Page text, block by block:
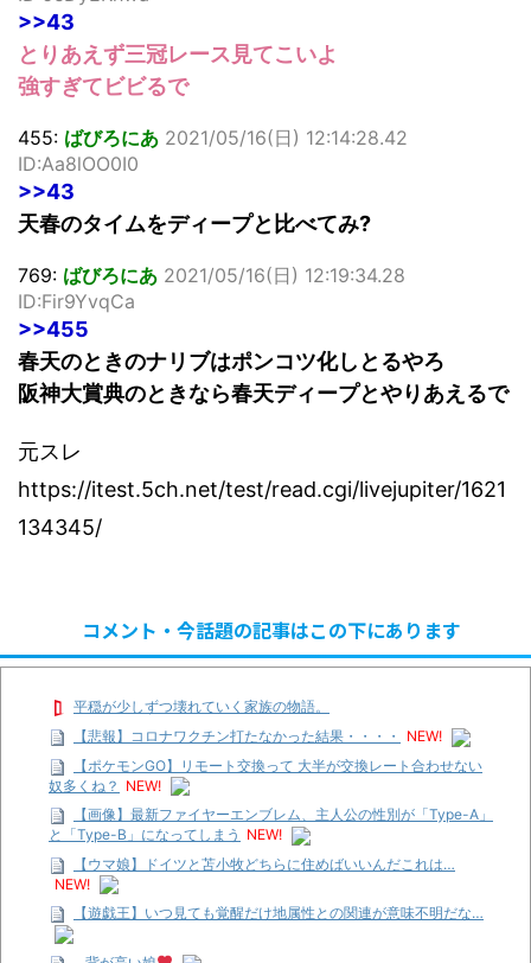
>>43
とりあえず三冠レース見てこいよ
強すぎてビビるで
455: ばびろにあ 2021/05/16(日) 12:14:28.42
ID:Aa8lOO0I0
>>43
天春のタイムをディープと比べてみ?
769: ばびろにあ 2021/05/16(日) 12:19:34.28
ID:Fir9YvqCa
>>455
春天のときのナリブはポンコツ化しとるやろ
阪神大賞典のときなら春天ディープとやりあえるで
元スレ
https://itest.5ch.net/test/read.cgi/livejupiter/1621
134345/
コメント・今話題の記事はこの下にあります
平穏が少しずつ壊れていく家族の物語。
【悲報】コロナワクチン打たなかった結果・・・・
NEW!
【ポケモンGO】リモート交換って 大半が交換レート合わせない
奴多くね？ NEW!
【画像】最新ファイヤーエンブレム、主人公の性別が「Type-A」
と「Type-B」になってしまう NEW!
【ウマ娘】ドイツと苫小牧どちらに住めばいいんだこれは…
NEW!
【遊戯王】いつ見ても覚醒だけ地属性との関連が意味不明だな…